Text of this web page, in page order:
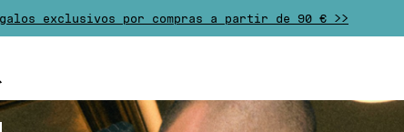
exclusivos por compras a partir de 90 € >>